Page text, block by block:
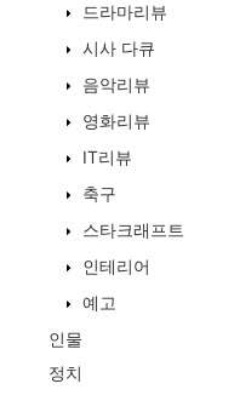
드라마리뷰
시사 다큐
음악리뷰
영화리뷰
IT리뷰
축구
스타크래프트
인테리어
예고
인물
정치